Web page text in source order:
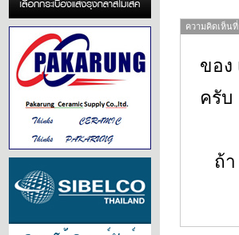
ความคิดเห็นที่
ของ
ครับ
ถ้า